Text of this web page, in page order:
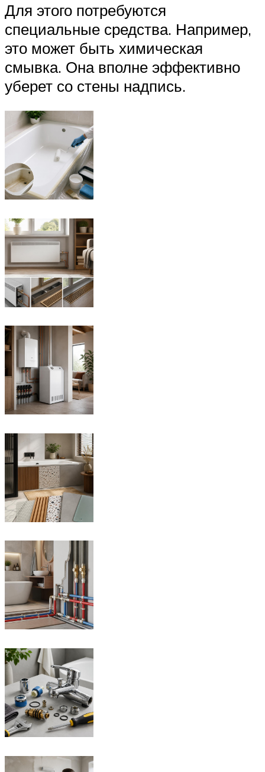
Для этого потребуются
специальные средства. Например,
это может быть химическая
смывка. Она вполне эффективно
уберет со стены надпись.